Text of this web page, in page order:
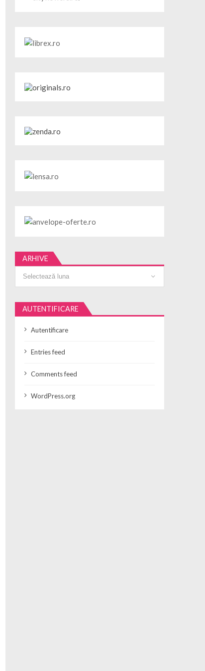
ARHIVE
AUTENTIFICARE
Autentificare
Entries feed
Comments feed
WordPress.org